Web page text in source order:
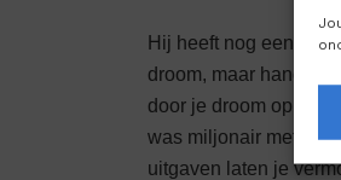
Hij heeft nog een
droom, maar
door je droom op
was miljonair met
uitgaven laten je